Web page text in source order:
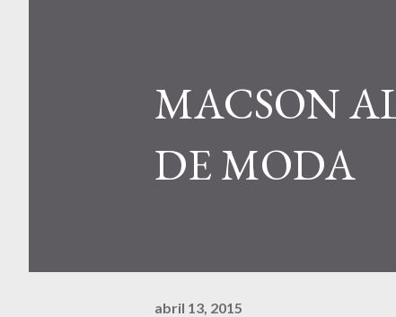
MACSON
DE MODA
abril 13, 2015